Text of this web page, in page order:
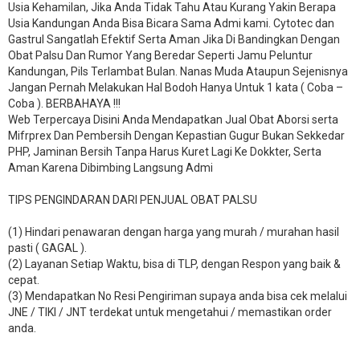
Usia Kehamilan, Jika Anda Tidak Tahu Atau Kurang Yakin Berapa
Usia Kandungan Anda Bisa Bicara Sama Admi kami. Cytotec dan
Gastrul Sangatlah Efektif Serta Aman Jika Di Bandingkan Dengan
Obat Palsu Dan Rumor Yang Beredar Seperti Jamu Peluntur
Kandungan, Pils Terlambat Bulan. Nanas Muda Ataupun Sejenisnya
Jangan Pernah Melakukan Hal Bodoh Hanya Untuk 1 kata ( Coba –
Coba ). BERBAHAYA !!!
Web Terpercaya Disini Anda Mendapatkan Jual Obat Aborsi serta
Mifrprex Dan Pembersih Dengan Kepastian Gugur Bukan Sekkedar
PHP, Jaminan Bersih Tanpa Harus Kuret Lagi Ke Dokkter, Serta
Aman Karena Dibimbing Langsung Admi
TIPS PENGINDARAN DARI PENJUAL OBAT PALSU
(1) Hindari penawaran dengan harga yang murah / murahan hasil
pasti ( GAGAL ).
(2) Layanan Setiap Waktu, bisa di TLP, dengan Respon yang baik &
cepat.
(3) Mendapatkan No Resi Pengiriman supaya anda bisa cek melalui
JNE / TIKI / JNT terdekat untuk mengetahui / memastikan order
anda.